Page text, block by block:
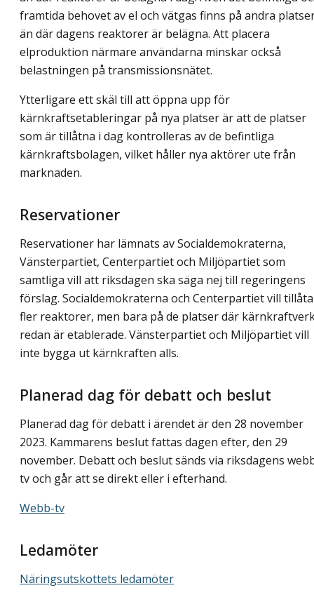
framtida behovet av el och vätgas finns på andra
än där dagens reaktorer är belägna. Att placera
elproduktion närmare användarna minskar också
belastningen på transmissionsnätet.
Ytterligare ett skäl till att öppna upp för
kärnkraftsetableringar på nya platser är att de platser
som är tillåtna i dag kontrolleras av de befintliga
kärnkraftsbolagen, vilket håller nya aktörer ute från
marknaden.
Reservationer
Reservationer har lämnats av Socialdemokraterna,
Vänsterpartiet, Centerpartiet och Miljöpartiet som
samtliga vill att riksdagen ska säga nej till regeringens
förslag. Socialdemokraterna och Centerpartiet vill tillåta
fler reaktorer, men bara på de platser där
redan är etablerade. Vänsterpartiet och Miljöpartiet vill
inte bygga ut kärnkraften alls.
Planerad dag för debatt och beslut
Planerad dag för debatt i ärendet är den 28 november
2023. Kammarens beslut fattas dagen efter, den 29
november. Debatt och beslut sänds via riksdagens
tv och går att se direkt eller i efterhand.
Webb-tv
Ledamöter
Näringsutskottets ledamöter